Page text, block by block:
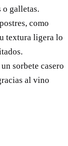
o galletas.
como
textura ligera lo
sorbete casero
al vino